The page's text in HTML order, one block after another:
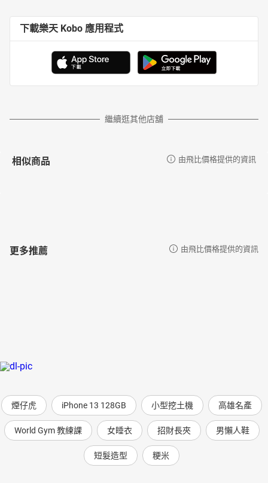
下載樂天 Kobo 應用程式
繼續逛其他店舖
相似商品 由飛比價格提供的資訊
更多推薦 由飛比價格提供的資訊
煙仔虎 iPhone 13 128GB 小型挖土機 高雄名產
World Gym 教練課 女睡衣 招財長夾 男懶人鞋
短髮造型 粳米